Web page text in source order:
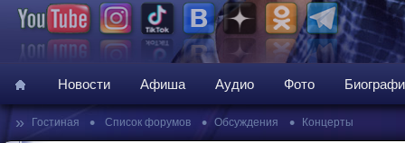
Новости Афиша Аудио Фото
» Гостиная • Список форумов • Обсуждения • Концерты